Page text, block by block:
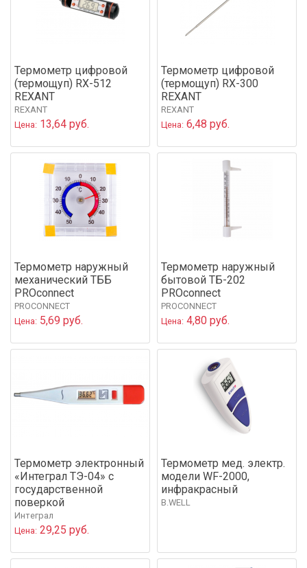
Термометр цифровой
(термощуп) RX-512
REXANT
REXANT
Цена: 13,64 руб.
Термометр цифровой
(термощуп) RX-300
REXANT
REXANT
Цена: 6,48 руб.
Термометр наружный
механический ТББ
PROconnect
PROCONNECT
Цена: 5,69 руб.
Термометр наружный
бытовой ТБ-202
PROconnect
PROCONNECT
Цена: 4,80 руб.
Термометр электронный
«Интеграл ТЭ-04» с
государственной
поверкой
Интеграл
Цена: 29,25 руб.
Термометр мед. электр.
модели WF-2000,
инфракрасный
B.WELL